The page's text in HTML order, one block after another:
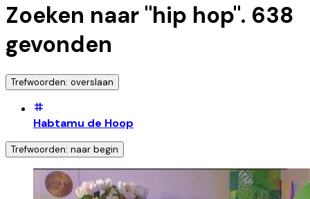
Zoeken naar "hip hop". 638
gevonden
Trefwoorden: overslaan
Habtamu de Hoop
Trefwoorden: naar begin